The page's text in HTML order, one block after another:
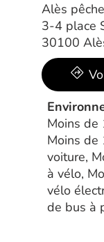
Alès
3-4 place
30100
Moins de
Moins de
voiture,
à vélo,
vélo
de bus à